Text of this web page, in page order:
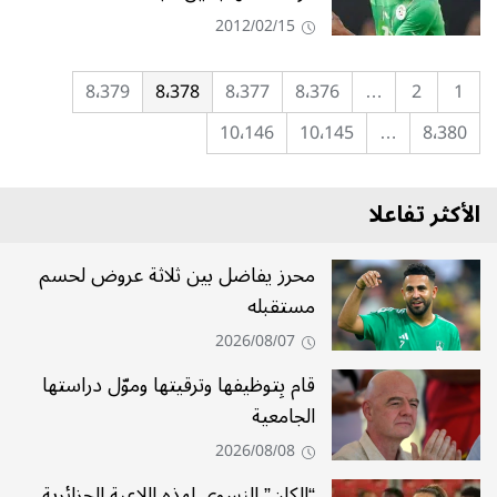
2012/02/15
1
2
… 8٬376 8٬377 8٬378
8٬379
8٬380
… 10٬145 10٬146
الأكثر تفاعلا
محرز يفاضل بين ثلاثة عروض لحسم
مستقبله
2026/08/07
قام بِتوظيفها وترقيتها وموّل دراستها
الجامعية
2026/08/08